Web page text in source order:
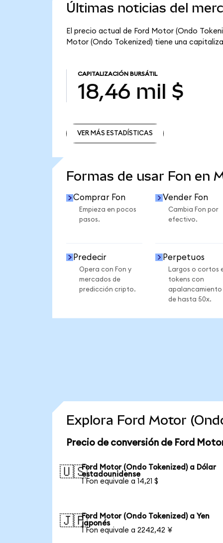
Últimas noticias del
El precio actual de Ford Motor (Ondo
Motor (Ondo Tokenized) tiene una
CAPITALIZACIÓN BURSÁTIL
18,46 mil $
VER MÁS ESTADÍSTICAS
Formas de usar Fon en
Comprar Fon
Empieza en pocos
pasos.
Vender Fon
Cambia Fon por
efectivo.
Predecir
Opera con Fon y
mercados de
predicción cripto.
Perpetuos
Largos o cortos
tokens con
apalancamiento
de hasta 50x.
Explora Ford Motor
Precio de conversión de Ford
🇺🇸Ford Motor (Ondo Tokenized) a Dólar
estadounidense
1 Fon equivale a 14,21 $
🇯🇵Ford Motor (Ondo Tokenized) a Yen
japonés
1 Fon equivale a 2242,42 ¥